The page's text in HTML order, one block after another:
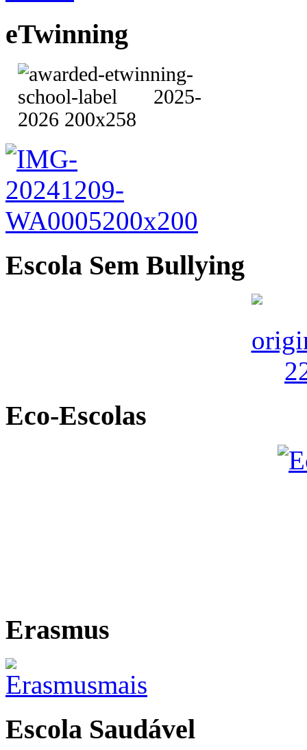
eTwinning
Escola Sem Bullying
Eco-Escolas
Erasmus
Escola Saudável